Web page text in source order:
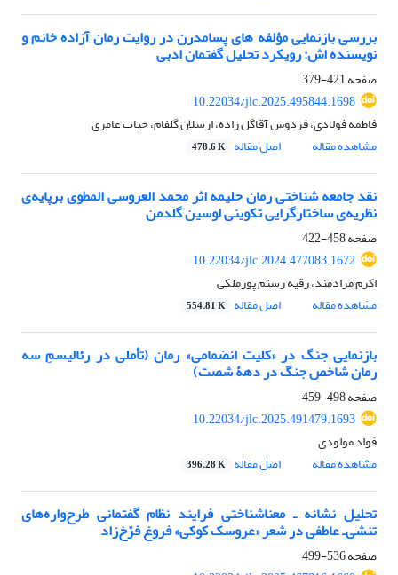
بررسی بازنمایی مؤلفه های پسامدرن در روایت رمان آزاده خانم و
نویسنده اش: رویکرد تحلیل گفتمان ادبی
صفحه421-379
10.22034/jlc.2025.495844.1698
فاطمه فولادی، فردوس آقاگل زاده، ارسلان گلفام، حیات عامری
مشاهده مقاله
اصل مقاله 478.6 K
نقد جامعه شناختی رمان حلیمه اثر محمد العروسی المطوی برپایه‌ی
نظریه‌ی ساختارگرایی تکوینی لوسین گلدمن
صفحه458-422
10.22034/jlc.2024.477083.1672
اکرم مرادمند، رقیه رستم پورملکی
مشاهده مقاله
اصل مقاله 554.81 K
بازنمایی جنگ در «کلیت انضمامی» رمان (تأملی در رئالیسمِ سه
رمان شاخص جنگ در دهۀ شصت)
صفحه498-459
10.22034/jlc.2025.491479.1693
فواد مولودی
مشاهده مقاله
اصل مقاله 396.28 K
تحلیل نشانه‌ ـ معناشناختی فرایند نظام گفتمانی طرح‌واره‌های
تنشی‌ـ عاطفی در شعر «عروسک کوکی» فروغ فرّخ‌زاد
صفحه536-499